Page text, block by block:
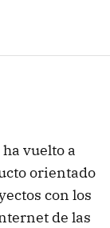
vuelto a
orientado
con los
de las